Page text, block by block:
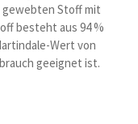
gewebten Stoff mit
besteht aus 94 %
Wert von
geeignet ist.